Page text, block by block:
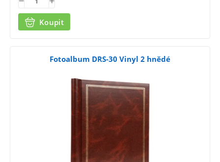
Koupit
Fotoalbum DRS-30 Vinyl 2 hnědé